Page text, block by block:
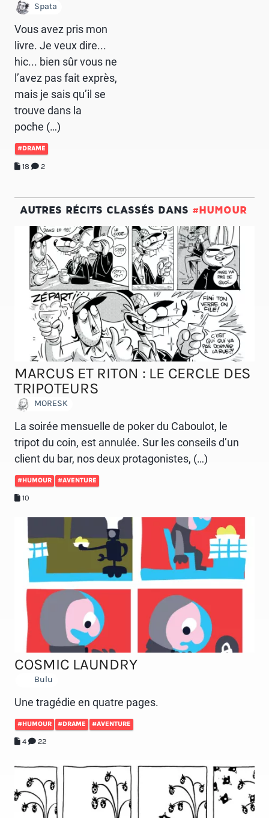
Spata
Vous avez pris mon
livre. Je veux dire...
hic... bien sûr vous ne
l’avez pas fait exprès,
mais je sais qu’il se
trouve dans la
poche (…)
#DRAME
18 2
AUTRES RÉCITS CLASSÉS DANS #HUMOUR
MARCUS ET RITON : LE CERCLE DES
TRIPOTEURS
MORESK
La soirée mensuelle de poker du Caboulot, le
tripot du coin, est annulée. Sur les conseils d’un
client du bar, nos deux protagonistes, (…)
#HUMOUR #AVENTURE
10
COSMIC LAUNDRY
Bulu
Une tragédie en quatre pages.
#HUMOUR #DRAME #AVENTURE
4 22